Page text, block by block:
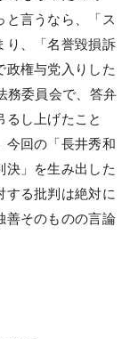
と言うなら、「ス
り、「名誉毀損訴
政権与党入りした
務委員会で、答弁
るし上げたこと
今回の「長井秀和
決」を生み出した
する批判は絶対に
善そのものの言論